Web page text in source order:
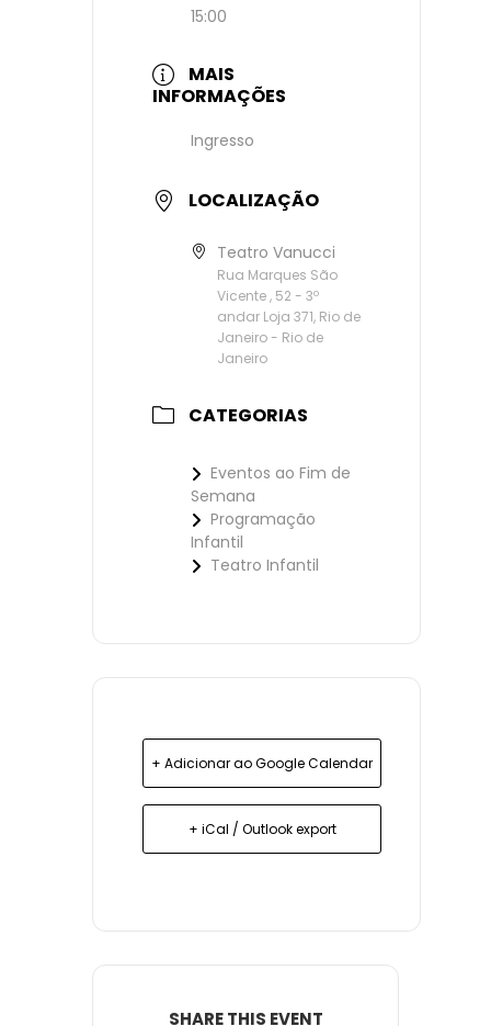
15:00
MAIS
INFORMAÇÕES
Ingresso
LOCALIZAÇÃO
Teatro Vanucci
Rua Marques São
Vicente , 52 - 3º
andar Loja 371, Rio de
Janeiro - Rio de
Janeiro
CATEGORIAS
Eventos ao Fim de
Semana
Programação
Infantil
Teatro Infantil
+ Adicionar ao Google Calendar
+ iCal / Outlook export
SHARE THIS EVENT